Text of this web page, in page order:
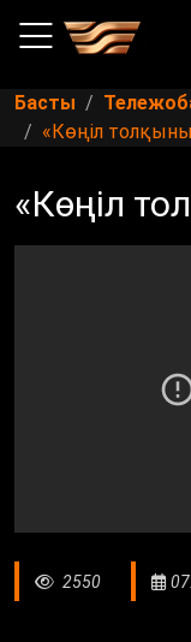
Басты
«Көңіл
«Көңіл
2550